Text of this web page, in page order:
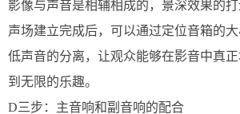
影像与声音是相辅相成的，景深效果的
声场建立完成后，可以通过定位音箱的
低声音的分离，让观众能够在影音中真
到无限的乐趣。
D三步：主音响和副音响的配合